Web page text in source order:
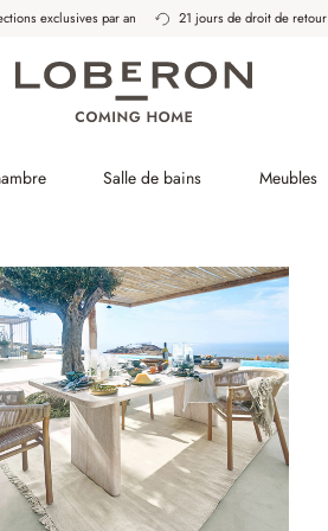
exclusives par an 21 jours de droit de retour
Salle de bains Meubles